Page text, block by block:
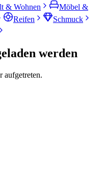
& Wohnen
Möbel &
Reifen
Schmuck
werden
aufgetreten.